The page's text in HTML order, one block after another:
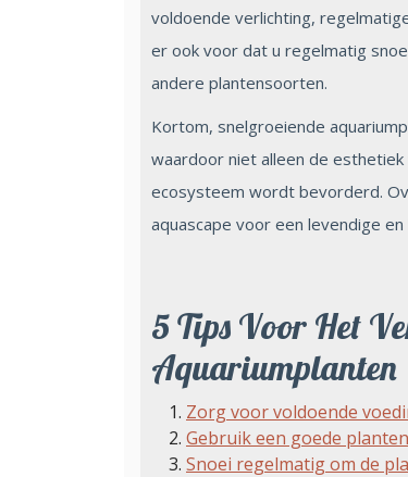
voldoende verlichting,
er ook voor dat u regelmatig
andere plantensoorten.
Kortom, snelgroeiende
waardoor niet alleen de
ecosysteem wordt bevorderd.
aquascape voor een levendige
5 Tips Voor Het
Aquariumplanten
Zorg voor voldoende
Gebruik een goede
Snoei regelmatig om de